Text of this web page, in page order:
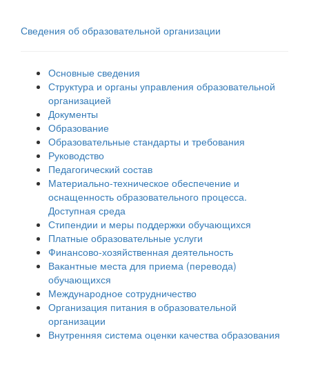
Сведения об образовательной организации
Основные сведения
Структура и органы управления образовательной
организацией
Документы
Образование
Образовательные стандарты и требования
Руководство
Педагогический состав
Материально-техническое обеспечение и
оснащенность образовательного процесса.
Доступная среда
Стипендии и меры поддержки обучающихся
Платные образовательные услуги
Финансово-хозяйственная деятельность
Вакантные места для приема (перевода)
обучающихся
Международное сотрудничество
Организация питания в образовательной
организации
Внутренняя система оценки качества образования